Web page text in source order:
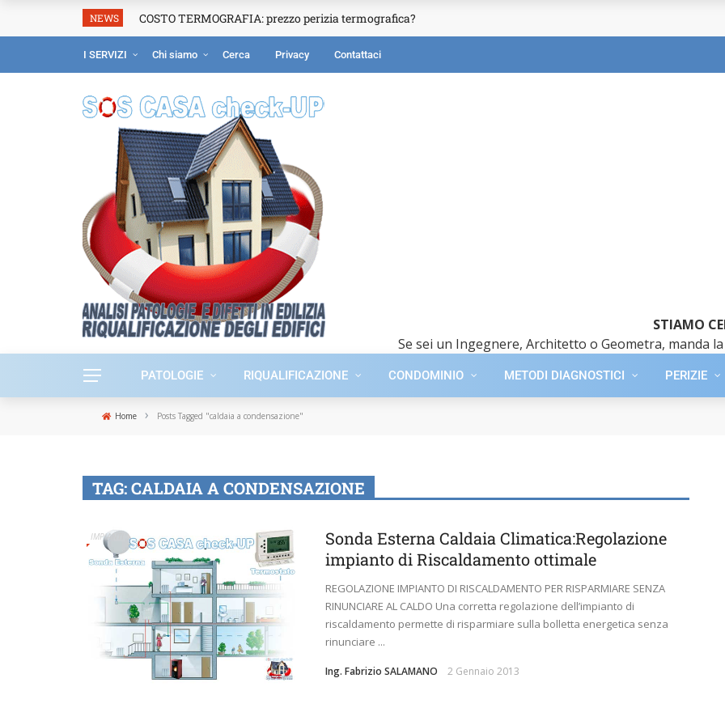
NEWS COSTO TERMOGRAFIA: prezzo perizia termografica?
I SERVIZI Chi siamo Cerca Privacy Contattaci
STIAMO
Se sei un Ingegnere, Architetto o Geometra, manda
PATOLOGIE RIQUALIFICAZIONE CONDOMINIO METODI DIAGNOSTICI PERIZIE
Home › Posts Tagged "caldaia a condensazione"
TAG:CALDAIA A CONDENSAZIONE
IMPIANTI
Sonda Esterna Caldaia Climatica:Regolazione
impianto di Riscaldamento ottimale
REGOLAZIONE IMPIANTO DI RISCALDAMENTO PER RISPARMIARE SENZA
RINUNCIARE AL CALDO Una corretta regolazione dell’impianto di
riscaldamento permette di risparmiare sulla bolletta energetica senza
rinunciare ...
Ing. Fabrizio SALAMANO 2 Gennaio 2013